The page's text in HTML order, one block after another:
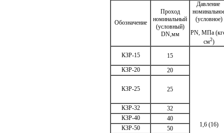
Обозначение
Проход
номинальный
(условный)
DN,мм
Давление
(условное)
РN, МПа
см2)
КЗР-15
15
1,6 (16)
КЗР-20 20
КЗР-25 25
КЗР-32
32
КЗР-40
40
КЗР-50
50